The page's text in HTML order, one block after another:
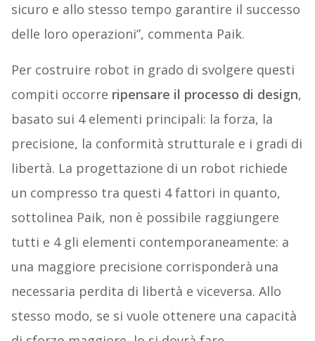
sicuro e allo stesso tempo garantire il successo
delle loro operazioni”, commenta Paik.
Per costruire robot in grado di svolgere questi
compiti occorre ripensare il processo di design,
basato sui 4 elementi principali: la forza, la
precisione, la conformità strutturale e i gradi di
libertà. La progettazione di un robot richiede
un compresso tra questi 4 fattori in quanto,
sottolinea Paik, non è possibile raggiungere
tutti e 4 gli elementi contemporaneamente: a
una maggiore precisione corrisponderà una
necessaria perdita di libertà e viceversa. Allo
stesso modo, se si vuole ottenere una capacità